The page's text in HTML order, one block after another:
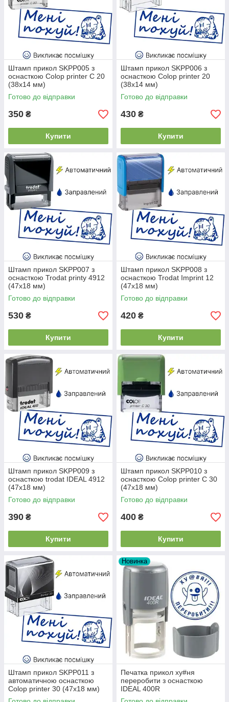
Штамп прикол SKPP005 з
оснасткою Colop printer C 20
(38x14 мм)
Готово до відправки
350 ₴
Купити
Штамп прикол SKPP006 з
оснасткою Colop printer 20
(38x14 мм)
Готово до відправки
430 ₴
Купити
Штамп прикол SKPP007 з
оснасткою Trodat printy 4912
(47x18 мм)
Готово до відправки
530 ₴
Купити
Штамп прикол SKPP008 з
оснасткою Trodat Imprint 12
(47x18 мм)
Готово до відправки
420 ₴
Купити
Штамп прикол SKPP009 з
оснасткою trodat IDEAL 4912
(47x18 мм)
Готово до відправки
390 ₴
Купити
Штамп прикол SKPP010 з
оснасткою Colop printer C 30
(47x18 мм)
Готово до відправки
400 ₴
Купити
Штамп прикол SKPP011 з
автоматичною оснасткою
Colop printer 30 (47x18 мм)
Новинка
Печатка прикол ху#ня
переробити з оснасткою
IDEAL 400R